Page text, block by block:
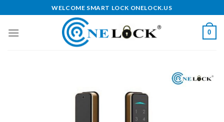
to
content
WELCOME SMART LOCK ONELOCK.US
0